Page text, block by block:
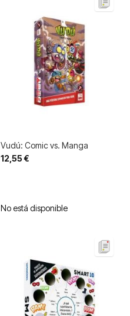
Vudú: Comic vs. Manga
12,55 €
No está disponible